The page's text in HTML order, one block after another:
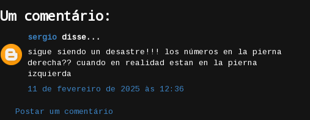
Um comentário:
sergio disse...
sigue siendo un desastre!!! los números en la pierna
derecha?? cuando en realidad estan en la pierna
izquierda
11 de fevereiro de 2025 às 12:36
Postar um comentário